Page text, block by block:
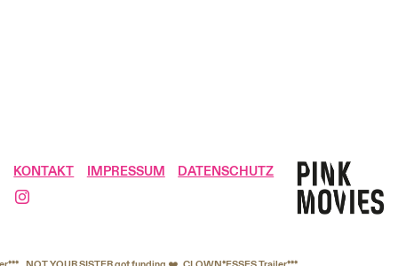
KONTAKT IMPRESSUM DATENSCHUTZ